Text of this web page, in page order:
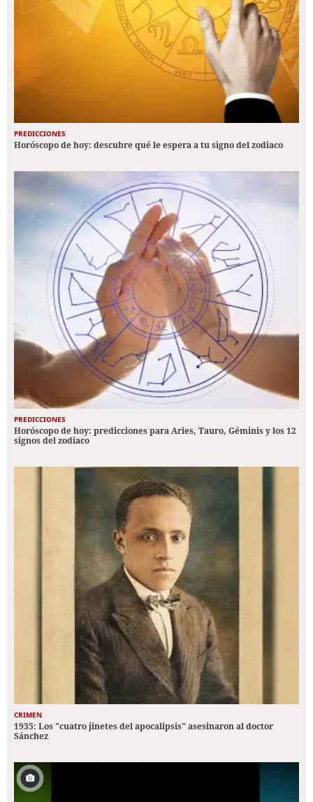
PREDICCIONES
Horóscopo de hoy: descubre qué le espera a tu signo del zodiaco
PREDICCIONES
Horóscopo de hoy: predicciones para Aries, Tauro, Géminis y los 12
signos del zodiaco
CRIMEN
1935: Los "cuatro jinetes del apocalipsis" asesinaron al doctor
Sánchez